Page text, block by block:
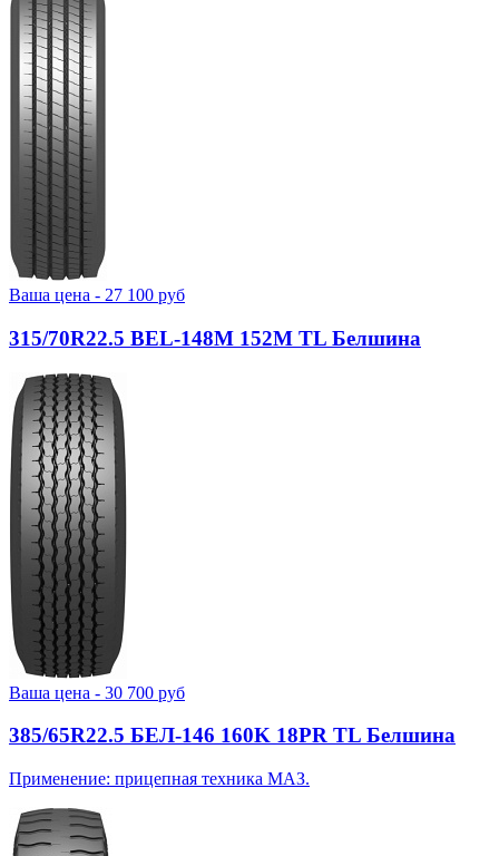
Ваша цена - 27 100 руб
315/70R22.5 BEL-148М 152M TL Белшина
Ваша цена - 30 700 руб
385/65R22.5 БЕЛ-146 160K 18PR TL Белшина
Применение: прицепная техника МАЗ.